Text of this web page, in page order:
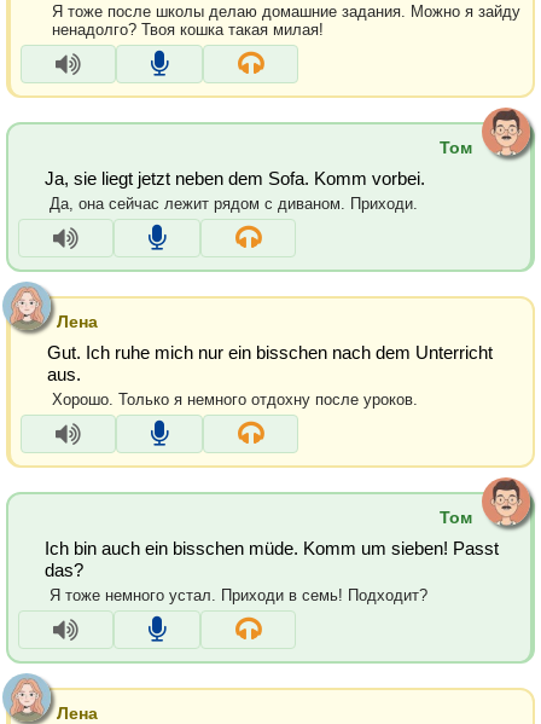
Я тоже после школы делаю домашние задания. Можно я зайду
ненадолго? Твоя кошка такая милая!
Том
Ja, sie liegt jetzt neben dem Sofa. Komm vorbei.
Да, она сейчас лежит рядом с диваном. Приходи.
Лена
Gut. Ich ruhe mich nur ein bisschen nach dem Unterricht
aus.
Хорошо. Только я немного отдохну после уроков.
Том
Ich bin auch ein bisschen müde. Komm um sieben! Passt
das?
Я тоже немного устал. Приходи в семь! Подходит?
Лена